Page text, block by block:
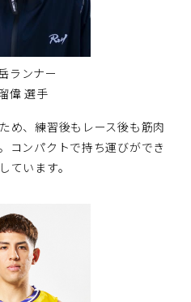
ランナー
偉 選手
め、練習後もレース後も筋肉
コンパクトで持ち運びができ
ています。